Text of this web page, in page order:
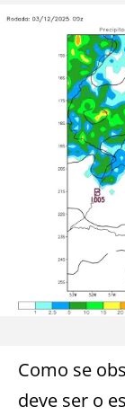
Como se
deve ser o